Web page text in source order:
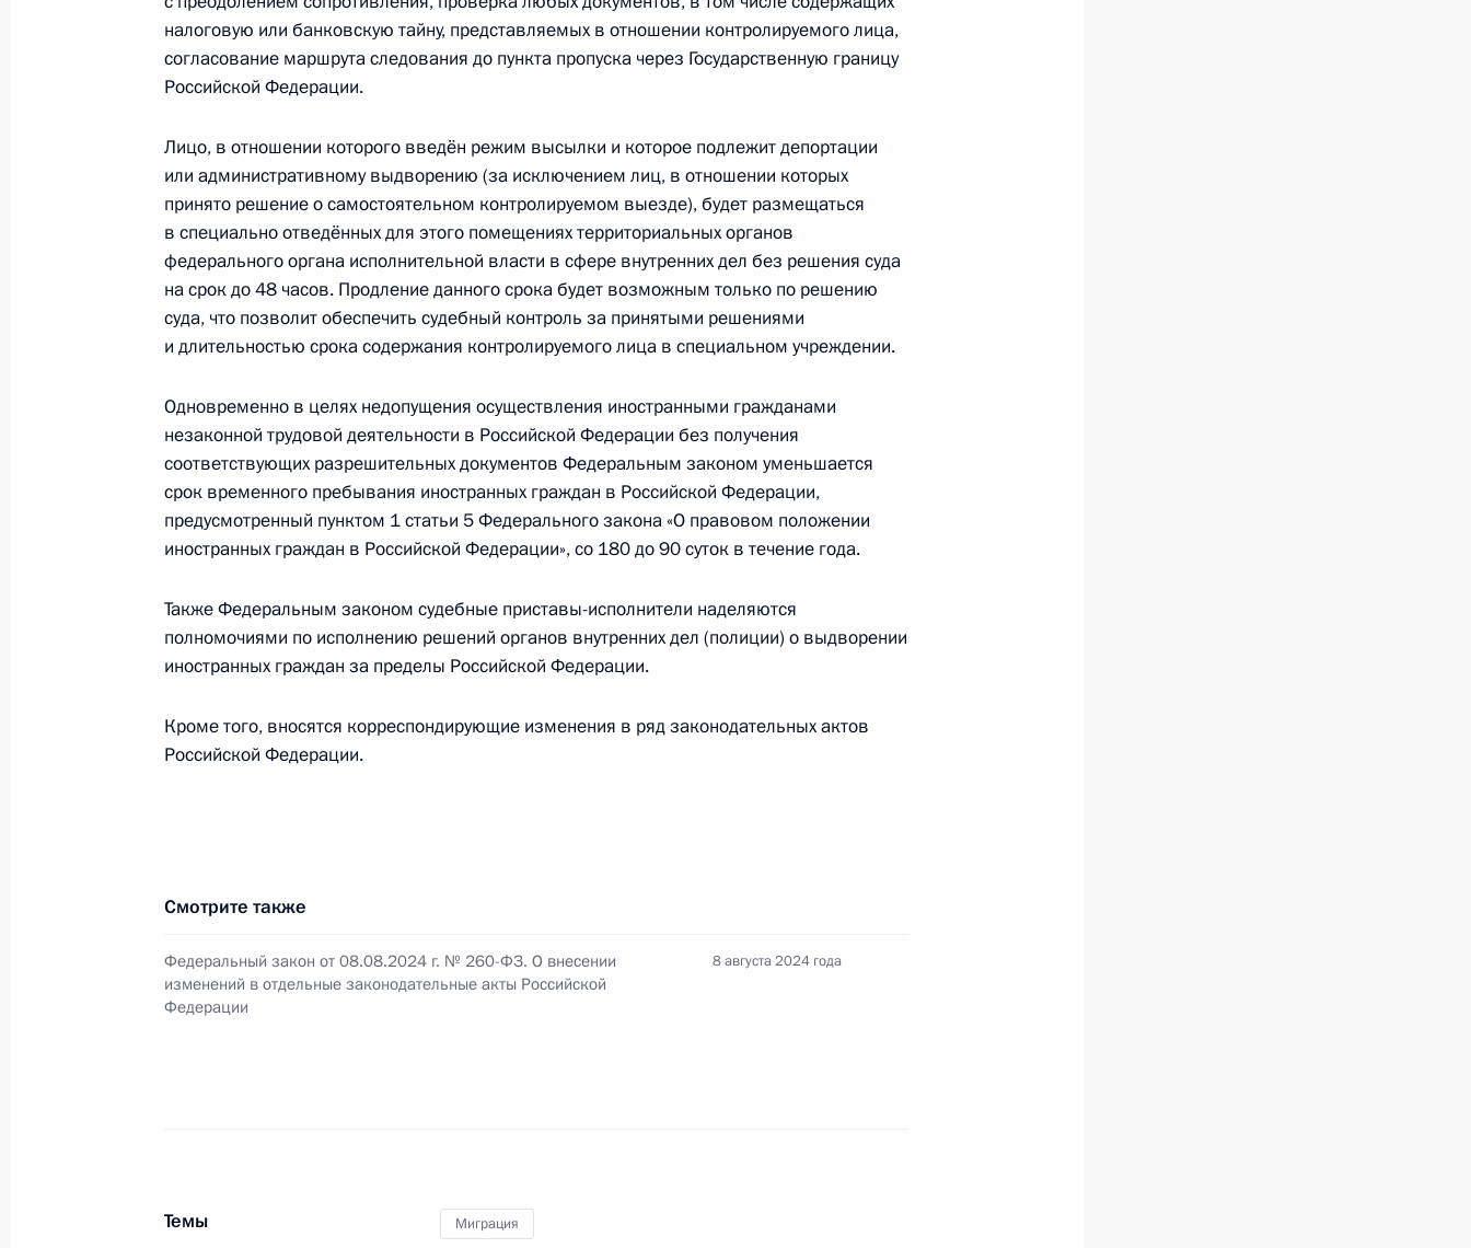
Медицинским организациям разрешено предоставлять в безвозмездное
пользование объекты культурного наследия, находящиеся в государственной
собственности
Установлена возможность проведения официальных физкультурных мероприятий
на спортивных сооружениях, являющихся некапитальными строениями
8 августа 2024 года, 22:20
её производства и обращения на территории РФ
Увеличен размер пособия по беременности и родам женщинам, уволенным в связи
адвокатов
8 августа 2024 года, 22:10
Внесены изменения в закон об обращении лекарственных средств и статьи 69
В законодательство внесены изменения о правовом регулировании института
8 августа 2024 года, 22:00
налоговую или банковскую тайну, представляемых в отношении контролируемого лица,
согласование маршрута следования до пункта пропуска через Государственную границу
Российской Федерации.
Лицо, в отношении которого введён режим высылки и которое подлежит депортации
или административному выдворению (за исключением лиц, в отношении которых
принято решение о самостоятельном контролируемом выезде), будет размещаться
в специально отведённых для этого помещениях территориальных органов
федерального органа исполнительной власти в сфере внутренних дел без решения суда
на срок до 48 часов. Продление данного срока будет возможным только по решению
суда, что позволит обеспечить судебный контроль за принятыми решениями
и длительностью срока содержания контролируемого лица в специальном учреждении.
Одновременно в целях недопущения осуществления иностранными гражданами
незаконной трудовой деятельности в Российской Федерации без получения
соответствующих разрешительных документов Федеральным законом уменьшается
срок временного пребывания иностранных граждан в Российской Федерации,
предусмотренный пунктом 1 статьи 5 Федерального закона «О правовом положении
иностранных граждан в Российской Федерации», со 180 до 90 суток в течение года.
Также Федеральным законом судебные приставы-исполнители наделяются
полномочиями по исполнению решений органов внутренних дел (полиции) о выдворении
иностранных граждан за пределы Российской Федерации.
Кроме того, вносятся корреспондирующие изменения в ряд законодательных актов
Российской Федерации.
Смотрите также
Федеральный закон от 08.08.2024 г. № 260-ФЗ. О внесении
изменений в отдельные законодательные акты Российской
Федерации
8 августа 2024 года
Темы Миграция